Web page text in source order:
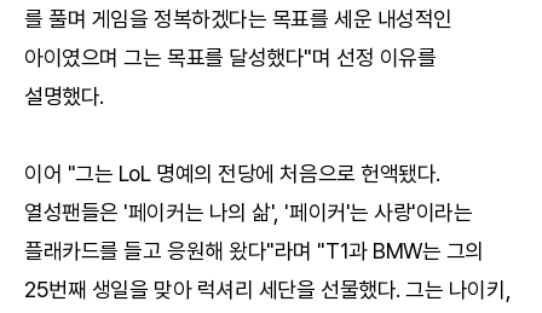
를 풀며 게임을 정복하겠다는 목표를 세운 내성적인
아이였으며 그는 목표를 달성했다"며 선정 이유를
설명했다.
이어 "그는 LoL 명예의 전당에 처음으로 헌액됐다.
열성팬들은 '페이커는 나의 삶', '페이커'는 사랑'이라는
플래카드를 들고 응원해 왔다"라며 "T1과 BMW는 그의
25번째 생일을 맞아 럭셔리 세단을 선물했다. 그는 나이키,